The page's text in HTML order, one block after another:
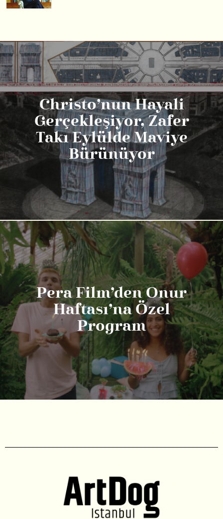
Christo’nun Hayali
Gerçekleşiyor, Zafer
Takı Eylülde Maviye
Bürünüyor
Pera Film’den Onur
Haftası’na Özel
Program